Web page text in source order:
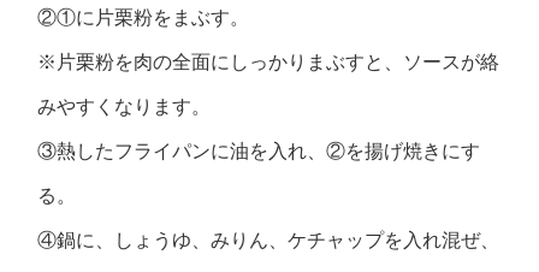
②①に片栗粉をまぶす。
※片栗粉を肉の全面にしっかりまぶすと、ソースが絡
みやすくなります。
③熱したフライパンに油を入れ、②を揚げ焼きにす
る。
④鍋に、しょうゆ、みりん、ケチャップを入れ混ぜ、